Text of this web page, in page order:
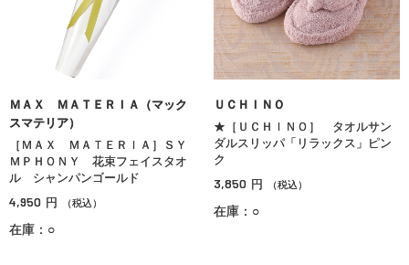
ＭＡＸ ＭＡＴＥＲＩＡ（マック
スマテリア）
［ＭＡＸ ＭＡＴＥＲＩＡ］ＳＹ
ＭＰＨＯＮＹ 花束フェイスタオ
ル シャンパンゴールド
4,950 円 （税込）
在庫：○
ＵＣＨＩＮＯ
★［ＵＣＨＩＮＯ］ タオルサン
ダルスリッパ「リラックス」ピン
ク
3,850 円 （税込）
在庫：○